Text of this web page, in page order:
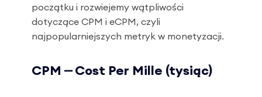
początku i rozwiejemy wątpliwości
dotyczące CPM i eCPM, czyli
najpopularniejszych metryk w monetyzacji.
CPM ⎼ Cost Per Mille (tysiąc)